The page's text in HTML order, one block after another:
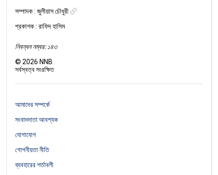
সম্পাদক :জুলীয়াস চৌধুরী
প্রকাশক : রাফিদ হাসিম
নিবন্ধন নম্বর: ১৪৩
©2026 NNB
সর্বস্বত্ব সংরক্ষিত
আমাদের সম্পর্কে
সংবাদদাতা আবশ্যক
যোগাযোগ
গোপনীয়তা নীতি
ব্যবহারের শর্তাবলী